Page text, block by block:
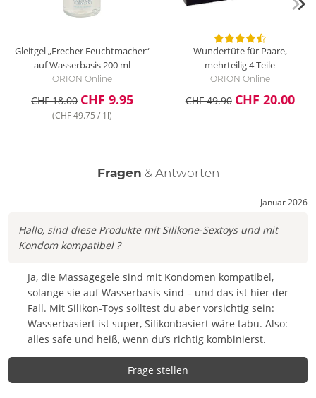
Gleitgel „Frecher Feuchtmacher“
auf Wasserbasis200 ml
ORION Online
CHF 18.00 CHF 9.95
(CHF 49.75 / 1l)
Wundertüte für Paare,
mehrteilig4 Teile
ORION Online
CHF 49.90 CHF 20.00
Fragen & Antworten
Januar 2026
Hallo, sind diese Produkte mit Silikone-Sextoys und mit
Kondom kompatibel ?
Ja, die Massagegele sind mit Kondomen kompatibel,
solange sie auf Wasserbasis sind – und das ist hier der
Fall. Mit Silikon-Toys solltest du aber vorsichtig sein:
Wasserbasiert ist super, Silikonbasiert wäre tabu. Also:
alles safe und heiß, wenn du’s richtig kombinierst.
Frage stellen